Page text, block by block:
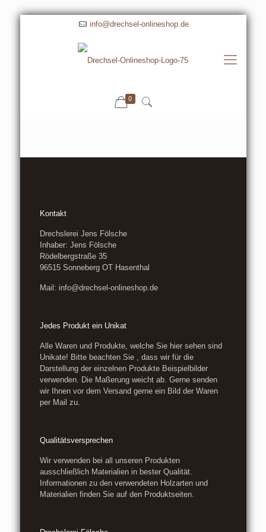
info@drechsel-onlineshop.de
0
Kontakt
Drechslerei Jens Fölsche
Inhaber: Jens Fölsche
Rödelbergstraße 35
96515 Sonneberg OT Hasenthal
Mail: info@drechsel-onlineshop.de
Jedes Produkt ein Unikat
Alle Waren und Produkte, welche Sie hier sehen sind
Unikate! Bitte beachten Sie , dass wir für die
Darstellung der einzelnen Produkte Beispielbilder
verwenden. Die Maßerung weicht ab. Gerne senden
wir Ihnen vor dem Versand gerne ein Bild der Waren
per Mail zu.
Qualitätsversprechen
Wir verwenden bei all unseren Produkten
ausschließlich Materialien in bester Qualität.
Informationen zu den verwendeten Holzarten und
Materialien finden Sie auf den Produktseiten.